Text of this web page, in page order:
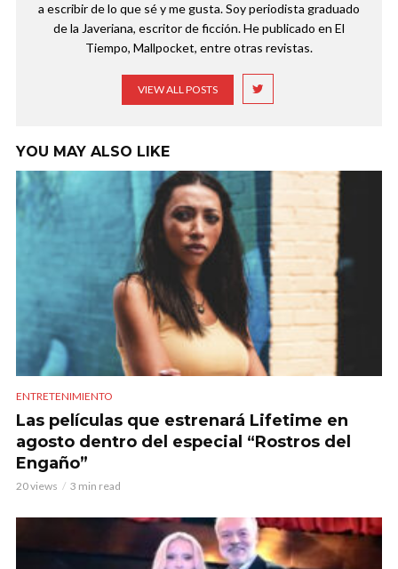
a escribir de lo que sé y me gusta. Soy periodista graduado
de la Javeriana, escritor de ficción. He publicado en El
Tiempo, Mallpocket, entre otras revistas.
VIEW ALL POSTS
YOU MAY ALSO LIKE
ENTRETENIMIENTO
Las películas que estrenará Lifetime en
agosto dentro del especial “Rostros del
Engaño”
20 views 3 min read